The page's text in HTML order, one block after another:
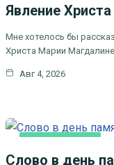
Явление
Мне хотелось бы
Христа Марии Магдалине
Авг 4, 2026
ЦЕРКОВНЫЕ
Слово в день